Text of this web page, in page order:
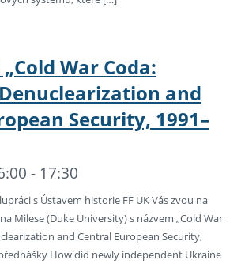
War Coda:
and
Security, 1991–
- 17:30
s Ústavem historie FF UK Vás zvou na
Milese (Duke University) s názvem „Cold War
and Central European Security,
How did newly independent Ukraine